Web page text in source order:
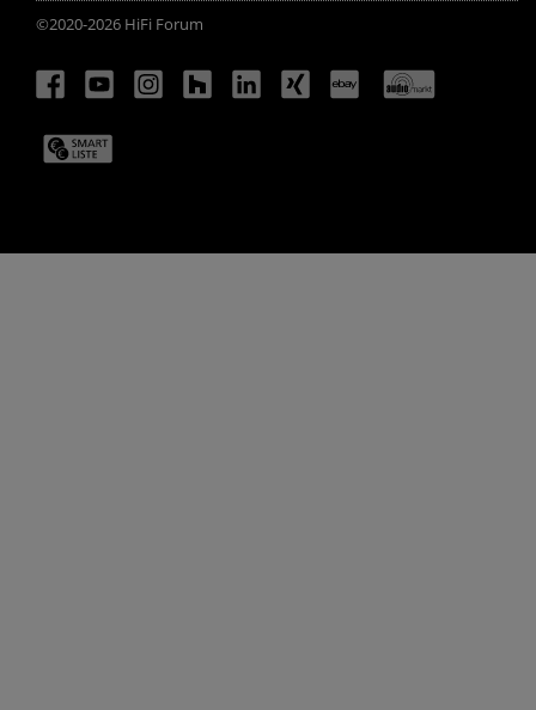
©2020-2026 HiFi Forum